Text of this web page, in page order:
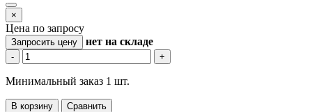
×
Цена по запросу
Запросить цену нет на складе
- +
Минимальный заказ 1 шт.
В корзину Сравнить